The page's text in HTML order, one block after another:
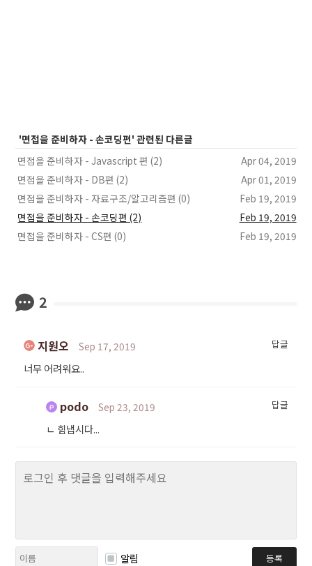
'면접을 준비하자 - 손코딩편' 관련된 다른글
면접을 준비하자 - Javascript 편 (2)
Apr 04, 2019
면접을 준비하자 - DB편 (2)
Apr 01, 2019
면접을 준비하자 - 자료구조/알고리즘편 (0)
Feb 19, 2019
면접을 준비하자 - 손코딩편 (2)
Feb 19, 2019
면접을 준비하자 - CS편 (0)
Feb 19, 2019
2
지원오 Sep 17, 2019 답글
너무 어려워요..
podo Sep 23, 2019 답글
ㄴ 힘냅시다...
알림 등록